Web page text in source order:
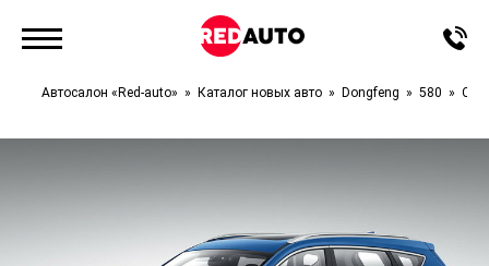
Автосалон «Red-auto» Каталог новых авто Dongfeng 580